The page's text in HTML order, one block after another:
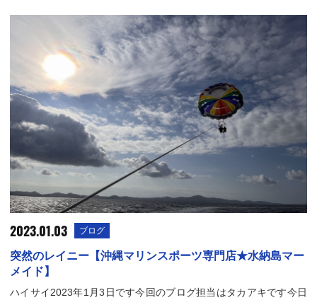
2023.01.03 ブログ
突然のレイニー【沖縄マリンスポーツ専門店★水納島マー
メイド】
ハイサイ2023年1月3日です今回のブログ担当はタカアキです今日